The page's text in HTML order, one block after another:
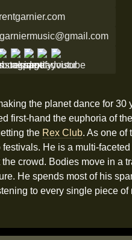
the planet dance for 30
first-hand the euphoria of
the Rex Club. As one of
He is a multi-
crowd. Bodies move in a
He spends most of his
to every single piece